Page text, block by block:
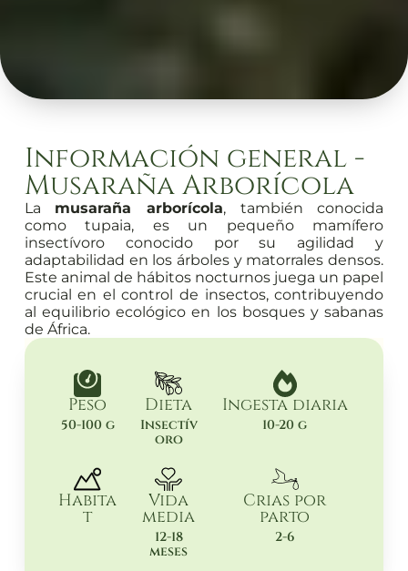
Información general -
Musaraña Arborícola
La musaraña arborícola, también conocida
como tupaia, es un pequeño mamífero
insectívoro conocido por su agilidad y
adaptabilidad en los árboles y matorrales densos.
Este animal de hábitos nocturnos juega un papel
crucial en el control de insectos, contribuyendo
al equilibrio ecológico en los bosques y sabanas
de África.
Peso
50-100 g
Dieta
Insectív
oro
Ingesta diaria
10-20 g
Habita
t
Vida
media
12-18
meses
Crias por
parto
2-6